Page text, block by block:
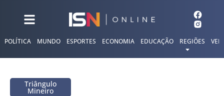
POLÍTICA MUNDO ESPORTES ECONOMIA EDUCAÇÃO REGIÕES
Triângulo
Mineiro